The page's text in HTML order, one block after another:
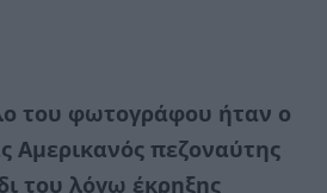
του φωτογράφου ήταν ο
Αμερικανός πεζοναύτης
του λόγω έκρηξης